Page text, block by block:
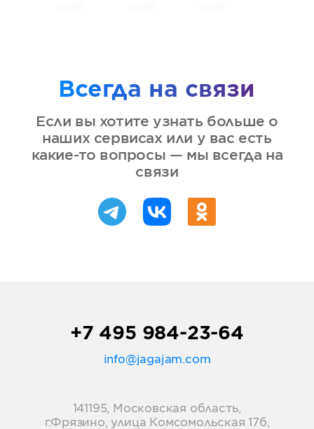
Всегда на связи
Если вы хотите узнать больше о
наших сервисах или у вас есть
какие-то вопросы — мы всегда на
связи
+7 495 984-23-64
info@jagajam.com
141195, Московская область,
г.Фрязино, улица Комсомольская 17б,